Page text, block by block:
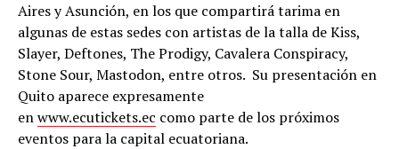
Aires y Asunción, en los que compartirá tarima en
algunas de estas sedes con artistas de la talla de Kiss,
Slayer, Deftones, The Prodigy, Cavalera Conspiracy,
Stone Sour, Mastodon, entre otros. Su presentación en
Quito aparece expresamente
enwww.ecutickets.ec como parte de los próximos
eventos para la capital ecuatoriana.